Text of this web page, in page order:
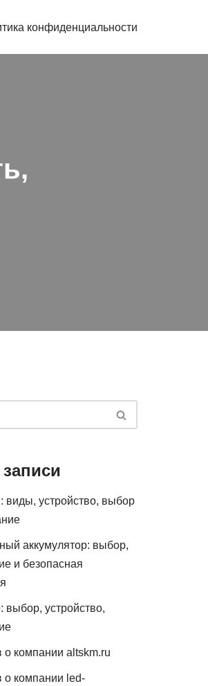
конфиденциальности
виды, устройство, выбор
аккумулятор: выбор,
и безопасная
выбор, устройство,
о компании altskm.ru
о компании led-